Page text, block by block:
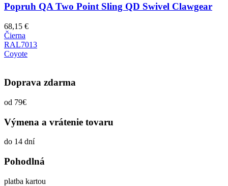
Popruh QA Two Point Sling QD Swivel Clawgear
68,15 €
Čierna
RAL7013
Coyote
Doprava zdarma
od 79€
Výmena a vrátenie tovaru
do 14 dní
Pohodlná
platba kartou